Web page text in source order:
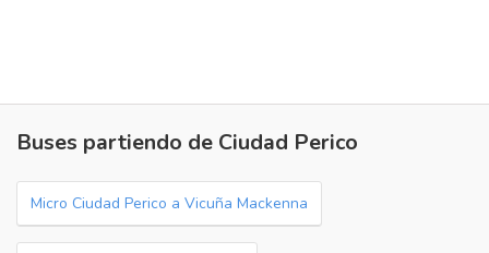
Buses partiendo de Ciudad Perico
Micro Ciudad Perico a Vicuña Mackenna